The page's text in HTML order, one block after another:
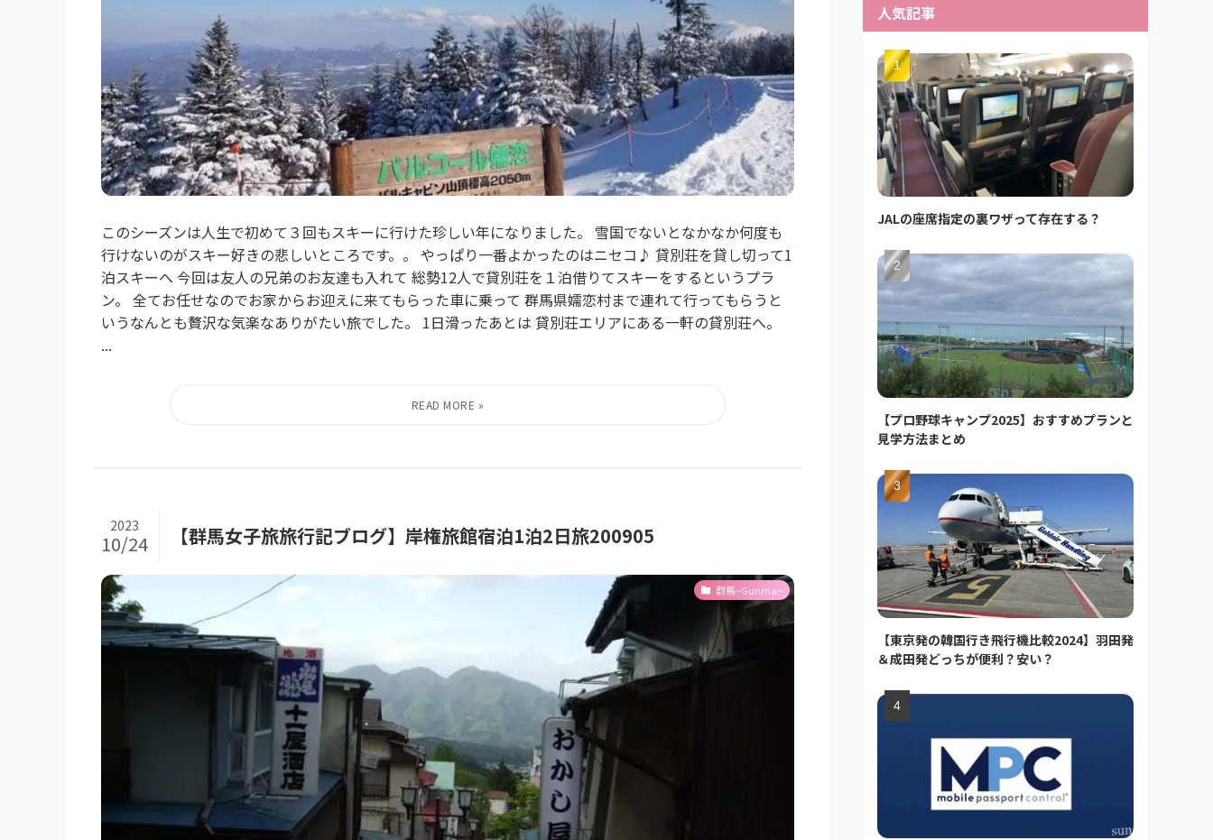
このシーズンは人生で初めて３回もスキーに行けた珍しい年になりました。 雪国でないとなかなか何度も
行けないのがスキー好きの悲しいところです。。 やっぱり一番よかったのはニセコ♪ 貸別荘を貸し切って1
泊スキーへ 今回は友人の兄弟のお友達も入れて 総勢12人で貸別荘を１泊借りてスキーをするというプラ
ン。 全てお任せなのでお家からお迎えに来てもらった車に乗って 群馬県嬬恋村まで連れて行ってもらうと
いうなんとも贅沢な気楽なありがたい旅でした。 1日滑ったあとは 貸別荘エリアにある一軒の貸別荘へ。
...
【群馬女子旅旅行記ブログ】岸権旅館宿泊1泊2日旅200905
2023
10/24
群馬~Gunma~
人気記事
JALの座席指定の裏ワザって存在する？
【プロ野球キャンプ2025】おすすめプランと
見学方法まとめ
【東京発の韓国行き飛行機比較2024】羽田発
＆成田発どっちが便利？安い？